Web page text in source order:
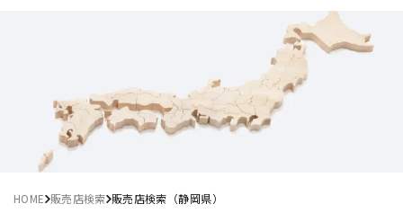
HOME 販売店検索 販売店検索（静岡県）